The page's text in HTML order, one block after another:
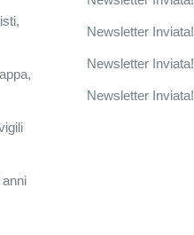
Newsletter Inviata!
Newsletter Inviata!
Newsletter Inviata!